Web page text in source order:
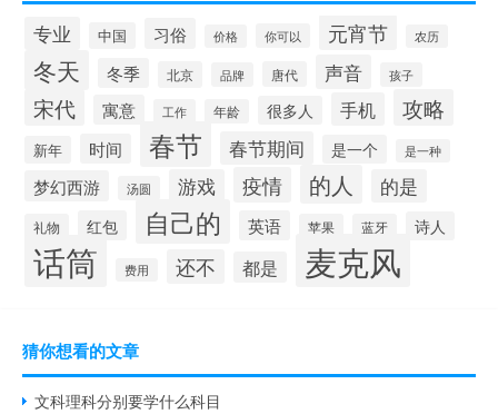
专业 中国 习俗 价格 你可以 元宵节 农历
冬天 冬季 北京 品牌 唐代 声音 孩子
宋代 寓意 工作 年龄 很多人 手机 攻略
新年 时间 春节 春节期间 是一个 是一种
梦幻西游 汤圆 游戏 疫情 的人 的是
礼物 红包 自己的 英语 苹果 蓝牙 诗人
话筒 费用 还不 都是 麦克风
猜你想看的文章
文科理科分别要学什么科目